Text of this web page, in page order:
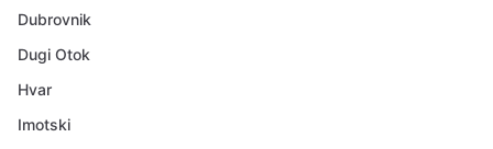
Dubrovnik
Dugi Otok
Hvar
Imotski